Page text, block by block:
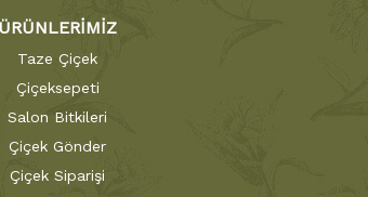
ÜRÜNLERİMİZ
Taze Çiçek
Çiçeksepeti
Salon Bitkileri
Çiçek Gönder
Çiçek Siparişi